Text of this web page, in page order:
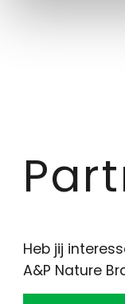
Heb jij
A&P Nature